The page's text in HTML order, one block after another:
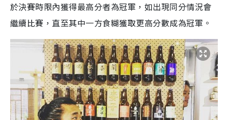
於決賽時限內獲得最高分者為冠軍，如出現同分情況會
繼續比賽，直至其中一方食糊獲取更高分數成為冠軍。